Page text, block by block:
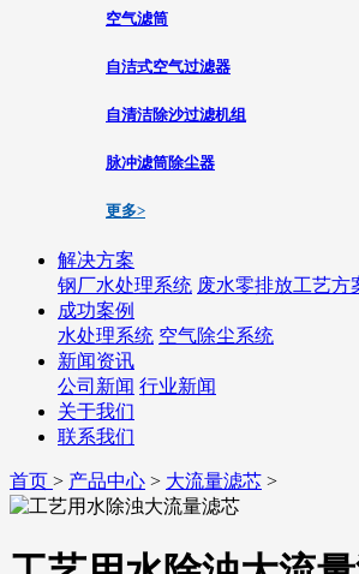
空气滤筒
自洁式空气过滤器
自清洁除沙过滤机组
脉冲滤筒除尘器
更多>
解决方案
钢厂水处理系统 废水零排放工艺方
成功案例
水处理系统 空气除尘系统
新闻资讯
公司新闻 行业新闻
关于我们
联系我们
首页 > 产品中心 > 大流量滤芯 >